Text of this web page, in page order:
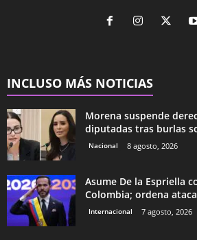
INCLUSO MÁS NOTICIAS
Morena suspende
diputadas tras burlas
Nacional 8 agosto, 2026
Asume De la Espriella
Colombia; ordena
Internacional 7 agosto, 2026